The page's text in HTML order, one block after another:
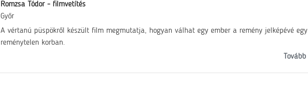
Romzsa Tódor - filmvetítés
Győr
A vértanú püspökről készült film megmutatja, hogyan válhat egy ember a remény jelképévé egy
reménytelen korban.
Tovább